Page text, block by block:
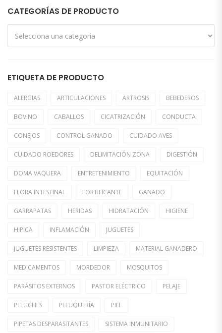
CATEGORÍAS DE PRODUCTO
ETIQUETA DE PRODUCTO
ALERGIAS ARTICULACIONES ARTROSIS BEBEDEROS
BOVINO CABALLOS CICATRIZACIÓN CONDUCTA
CONEJOS CONTROL GANADO CUIDADO AVES
CUIDADO ROEDORES DELIMITACIÓN ZONA DIGESTIÓN
DOMA VAQUERA ENTRETENIMIENTO EQUITACIÓN
FLORA INTESTINAL FORTIFICANTE GANADO
GARRAPATAS HERIDAS HIDRATACIÓN HIGIENE
HIPICA INFLAMACIÓN JUGUETES
JUGUETES RESISTENTES LIMPIEZA MATERIAL GANADERO
MEDICAMENTOS MORDEDOR MOSQUITOS
PARÁSITOS EXTERNOS PASTOR ELÉCTRICO PELAJE
PELUCHES PELUQUERÍA PIEL
PIPETAS DESPARASITANTES SISTEMA INMUNITARIO